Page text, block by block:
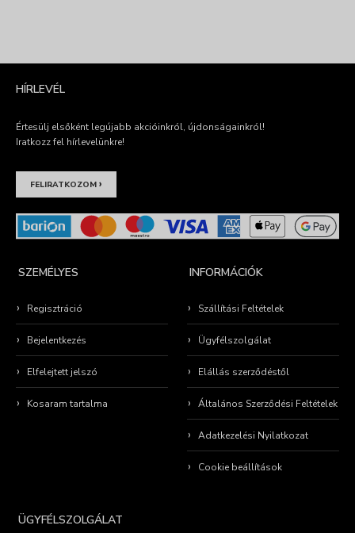
HÍRLEVÉL
Értesülj elsőként legújabb akcióinkról, újdonságainkról!
Iratkozz fel hírlevelünkre!
FELIRATKOZOM ›
SZEMÉLYES
Regisztráció
Bejelentkezés
Elfelejtett jelszó
Kosaram tartalma
INFORMÁCIÓK
Szállítási Feltételek
Ügyfélszolgálat
Elállás szerződéstől
Általános Szerződési Feltételek
Adatkezelési Nyilatkozat
Cookie beállítások
ÜGYFÉLSZOLGÁLAT